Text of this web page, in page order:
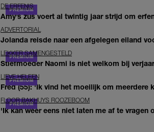
DE ERFENIS
Amy’s zus voert al twintig jaar strijd om
ADVERTORIAL
Jolanda reisde naar een afgelegen eiland
LEKKER SAMENGESTELD
Stiefmoeder Naomi is niet welkom bij
LIEVE HELEEN
Fred (55): 'Ik vind het moeilijk om meerdere
FLOOR BAKHUYS ROOZEBOOM
'Ik kan weer eens niet laten me af te